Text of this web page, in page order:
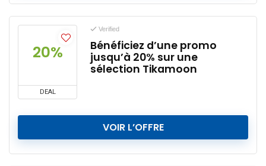
20%
DEAL
Verified
Bénéficiez d’une promo
jusqu’à 20% sur une
sélection Tikamoon
VOIR L’OFFRE